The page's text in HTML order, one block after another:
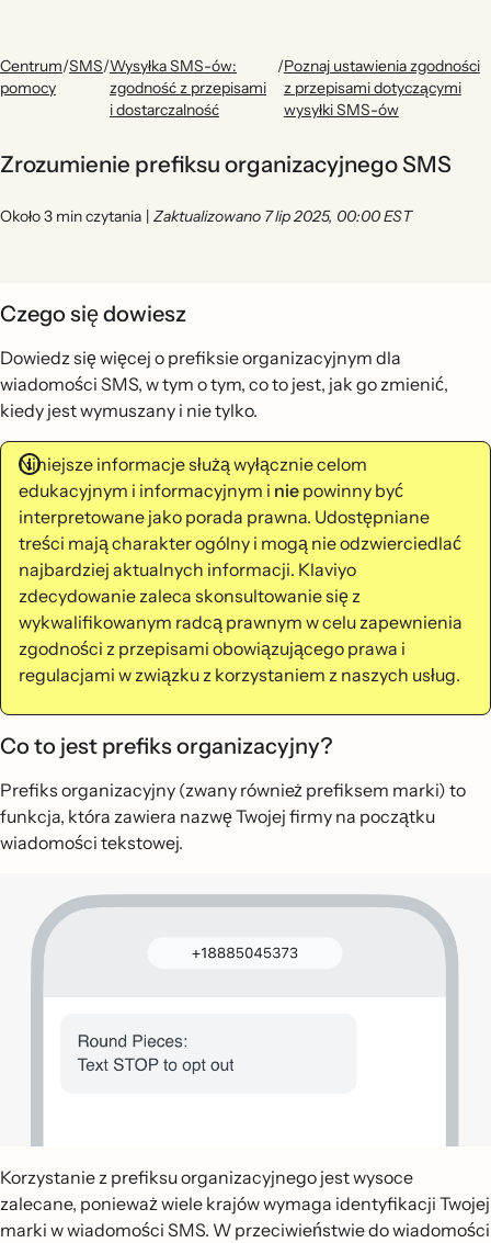
Centrum
pomocy
/SMS/Wysyłka SMS-ów:
zgodność z przepisami
i dostarczalność
/Poznaj ustawienia zgodności
z przepisami dotyczącymi
wysyłki SMS-ów
Zrozumienie prefiksu organizacyjnego SMS
Około 3 min czytania | Zaktualizowano 7 lip 2025, 00:00 EST
Czego się dowiesz
Dowiedz się więcej o prefiksie organizacyjnym dla
wiadomości SMS, w tym o tym, co to jest, jak go zmienić,
kiedy jest wymuszany i nie tylko.
Niniejsze informacje służą wyłącznie celom
edukacyjnym i informacyjnym i nie powinny być
interpretowane jako porada prawna. Udostępniane
treści mają charakter ogólny i mogą nie odzwierciedlać
najbardziej aktualnych informacji. Klaviyo
zdecydowanie zaleca skonsultowanie się z
wykwalifikowanym radcą prawnym w celu zapewnienia
zgodności z przepisami obowiązującego prawa i
regulacjami w związku z korzystaniem z naszych usług.
Co to jest prefiks organizacyjny?
Prefiks organizacyjny (zwany również prefiksem marki) to
funkcja, która zawiera nazwę Twojej firmy na początku
wiadomości tekstowej.
Korzystanie z prefiksu organizacyjnego jest wysoce
zalecane, ponieważ wiele krajów wymaga identyfikacji Twojej
marki w wiadomości SMS. W przeciwieństwie do wiadomości